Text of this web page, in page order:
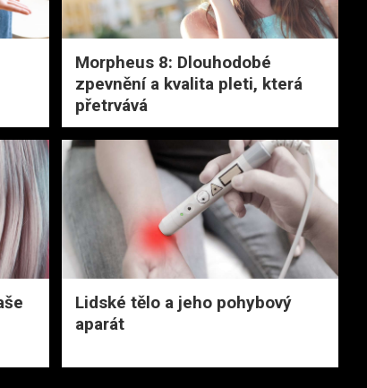
Morpheus 8: Dlouhodobé
zpevnění a kvalita pleti, která
přetrvává
Lidské tělo a jeho pohybový
aparát